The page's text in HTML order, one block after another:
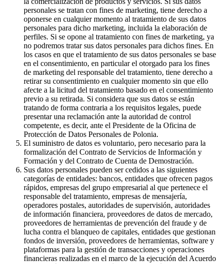
personales se tratan con fines de marketing, tiene derecho a
oponerse en cualquier momento al tratamiento de sus datos
personales para dicho marketing, incluida la elaboración de
perfiles. Si se opone al tratamiento con fines de marketing, ya
no podremos tratar sus datos personales para dichos fines. En
los casos en que el tratamiento de sus datos personales se base
en el consentimiento, en particular el otorgado para los fines
de marketing del responsable del tratamiento, tiene derecho a
retirar su consentimiento en cualquier momento sin que ello
afecte a la licitud del tratamiento basado en el consentimiento
previo a su retirada. Si considera que sus datos se están
tratando de forma contraria a los requisitos legales, puede
presentar una reclamación ante la autoridad de control
competente, es decir, ante el Presidente de la Oficina de
Protección de Datos Personales de Polonia.
El suministro de datos es voluntario, pero necesario para la
formalización del Contrato de Servicios de Información y
Formación y del Contrato de Cuenta de Demostración.
Sus datos personales pueden ser cedidos a las siguientes
categorías de entidades: bancos, entidades que ofrecen pagos
rápidos, empresas del grupo empresarial al que pertenece el
responsable del tratamiento, empresas de mensajería,
operadores postales, autoridades de supervisión, autoridades
de información financiera, proveedores de datos de mercado,
proveedores de herramientas de prevención del fraude y de
lucha contra el blanqueo de capitales, entidades que gestionan
fondos de inversión, proveedores de herramientas, software y
plataformas para la gestión de transacciones y operaciones
financieras realizadas en el marco de la ejecución del Acuerdo